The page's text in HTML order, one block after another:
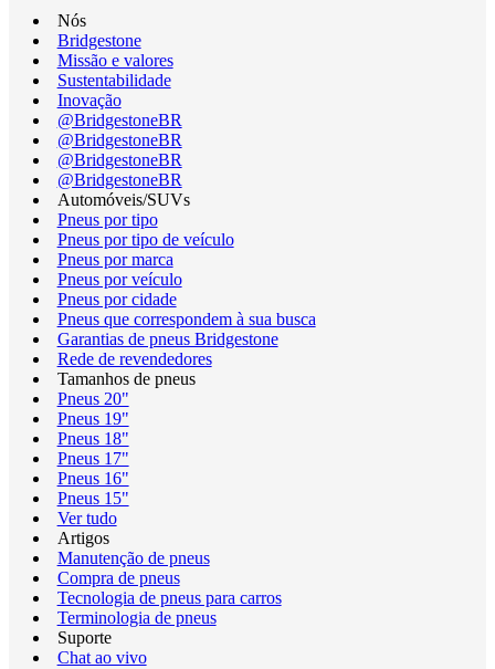
Nós
Bridgestone
Missão e valores
Sustentabilidade
Inovação
@BridgestoneBR
@BridgestoneBR
@BridgestoneBR
@BridgestoneBR
Automóveis/SUVs
Pneus por tipo
Pneus por tipo de veículo
Pneus por marca
Pneus por veículo
Pneus por cidade
Pneus que correspondem à sua busca
Garantias de pneus Bridgestone
Rede de revendedores
Tamanhos de pneus
Pneus 20"
Pneus 19"
Pneus 18"
Pneus 17"
Pneus 16"
Pneus 15"
Ver tudo
Artigos
Manutenção de pneus
Compra de pneus
Tecnologia de pneus para carros
Terminologia de pneus
Suporte
Chat ao vivo